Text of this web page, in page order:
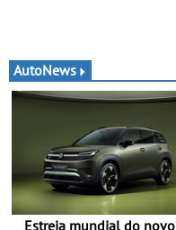
AutoNews
Estreia mundial do novo